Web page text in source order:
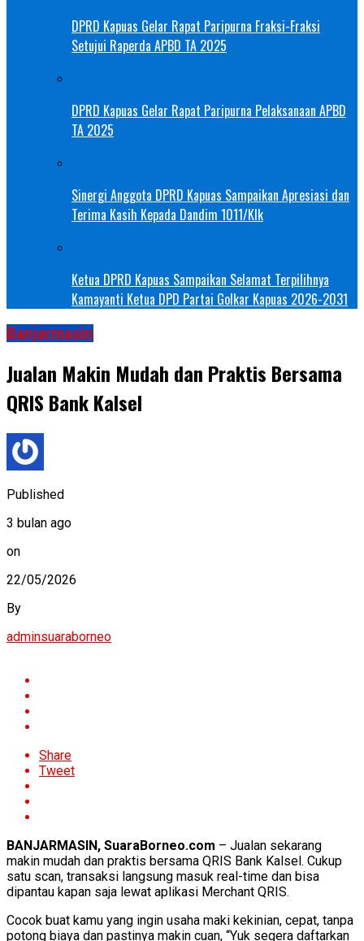
DPRD Kapuas Gelar Rapat Paripurna Fraksi-Fraksi
Setujui Raperda APBD TA 2025
DPRD Kapuas Gelar Rapat Paripurna Pelaksanaan APBD
TA 2025
Sinergi Anggota DPRD Kapuas Sampaikan Apresiasi dan
Terima Kasih Kepada Dandim 1011/Klk
Ketua DPRD Kapuas Sampaikan Selamat Terpilihnya
Kamayanti Ketua DPD Partai Golkar Kapuas 2026-2031
Banjarmasin
Jualan Makin Mudah dan Praktis Bersama
QRIS Bank Kalsel
Published
3 bulan ago
on
22/05/2026
By
adminsuaraborneo
Share
Tweet
BANJARMASIN, SuaraBorneo.com – Jualan sekarang
makin mudah dan praktis bersama QRIS Bank Kalsel. Cukup
satu scan, transaksi langsung masuk real-time dan bisa
dipantau kapan saja lewat aplikasi Merchant QRIS.
Cocok buat kamu yang ingin usaha maki kekinian, cepat, tanpa
potong biaya dan pastinya makin cuan, “Yuk segera daftarkan